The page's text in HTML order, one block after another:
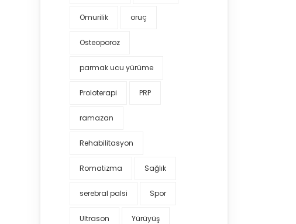
Omurilik oruç
Osteoporoz
parmak ucu yürüme
Proloterapi PRP
ramazan
Rehabilitasyon
Romatizma Sağlık
serebral palsi Spor
Ultrason Yürüyüş